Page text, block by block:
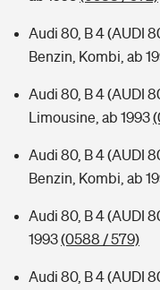
Audi 80, B 4 (AUDI
Benzin, Kombi, ab
Audi 80, B 4 (AUDI
Limousine, ab 1993
Audi 80, B 4 (AUDI
Benzin, Kombi, ab
Audi 80, B 4 (AUDI
1993(0588 / 579)
Audi 80, B 4 (AUDI